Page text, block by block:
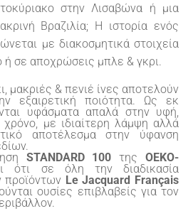
στην Λισαβώνα ή μια
Βραζιλία; Η ιστορία ενός
με διακοσμητικά στοιχεία
ή σε αποχρώσεις μπλε & γκρι.
μακριές & πενιέ ίνες αποτελούν
εξαιρετική ποιότητα. Ως εκ
υφάσματα απαλά στην υφή,
χρόνο, με ιδιαίτερη λάμψη αλλά
αποτέλεσμα στην ύφανση
STANDARD 100 τηςOEKO-
ότι σε όλη την διαδικασία
Le Jacquard Français
ουσίες επιβλαβείς για τον